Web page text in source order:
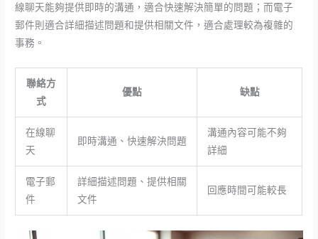
線聊天能夠提供即時的溝通，適合快速解決簡單的問題；而電子
郵件則適合詳細描述問題和提供相關文件，適合處理較為複雜的
事務。
聯絡方
式
優點 缺點
在線聊
天
即時溝通、快速解決問題
溝通內容可能不夠
詳細
電子郵
件
詳細描述問題、提供相關
文件
回應時間可能較長